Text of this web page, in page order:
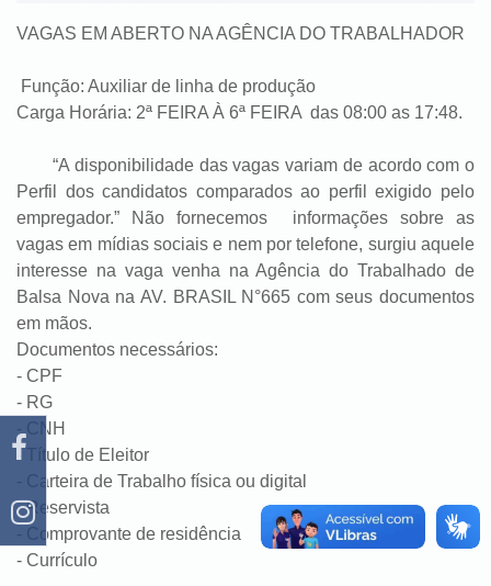
VAGAS EM ABERTO NA AGÊNCIA DO TRABALHADOR
Função: Auxiliar de linha de produção
Carga Horária: 2ª FEIRA À 6ª FEIRA das 08:00 as 17:48.
“A disponibilidade das vagas variam de acordo com o
Perfil dos candidatos comparados ao perfil exigido pelo
empregador.” Não fornecemos informações sobre as
vagas em mídias sociais e nem por telefone, surgiu aquele
interesse na vaga venha na Agência do Trabalhado de
Balsa Nova na AV. BRASIL N°665 com seus documentos
em mãos.
Documentos necessários:
- CPF
- RG
- CNH
- Título de Eleitor
- Carteira de Trabalho física ou digital
- Reservista
- Comprovante de residência
- Currículo